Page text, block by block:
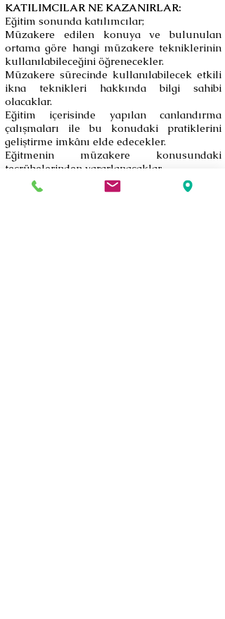
KATILIMCILAR NE KAZANIRLAR:
Eğitim sonunda katılımcılar;
Müzakere edilen konuya ve bulunulan
ortama göre hangi müzakere tekniklerinin
kullanılabileceğini öğrenecekler.
Müzakere sürecinde kullanılabilecek etkili
ikna teknikleri hakkında bilgi sahibi
olacaklar.
Eğitim içerisinde yapılan canlandırma
çalışmaları ile bu konudaki pratiklerini
geliştirme imkânı elde edecekler.
Eğitmenin müzakere konusundaki
tecrübelerinden yararlanacaklar.